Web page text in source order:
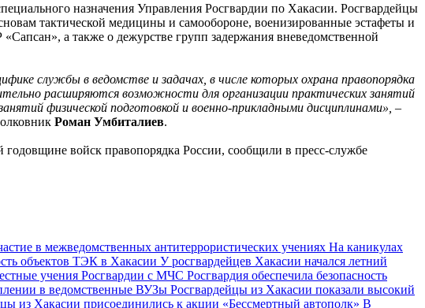
назначения Управления Росгвардии по Хакасии. Росгвардейцы
тактической медицины и самообороне, военизированные эстафеты и
а также о дежурстве групп задержания вневедомственной
службы в ведомстве и задачах, в числе которых охрана правопорядка
расширяются возможности для организации практических занятий
физической подготовкой и военно-прикладными дисциплинами», –
Роман Умбиталиев.
войск правопорядка России, сообщили в пресс-службе
в межведомственных антитеррористических учениях На каникулах
объектов ТЭК в Хакасии У росгвардейцев Хакасии начался летний
учения Росгвардии с МЧС Росгвардия обеспечила безопасность
в ведомственные ВУЗы Росгвардейцы из Хакасии показали высокий
из Хакасии присоединились к акции «Бессмертный автополк» В